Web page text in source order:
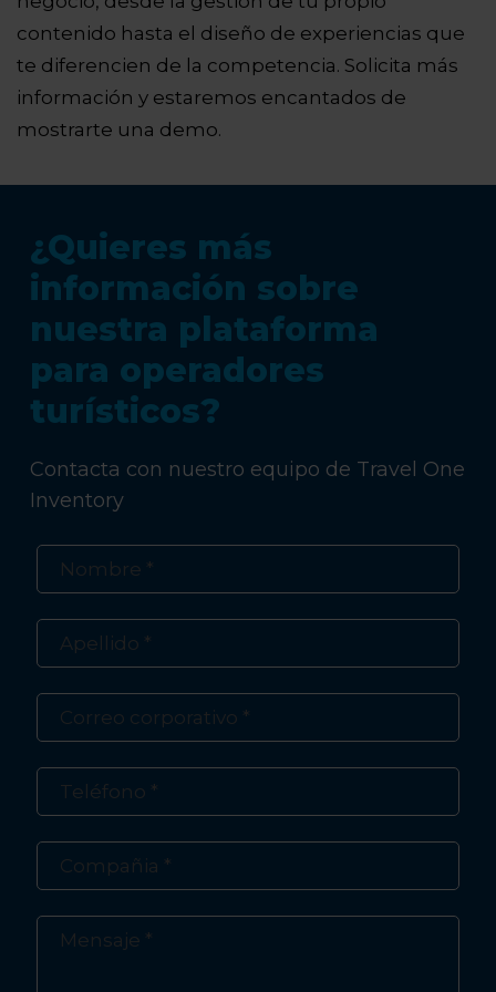
contenido hasta el diseño de experiencias que
te diferencien de la competencia. Solicita más
información y estaremos encantados de
mostrarte una demo.
¿Quieres más
información sobre
nuestra plataforma
para operadores
turísticos?
Contacta con nuestro equipo de Travel One
Inventory